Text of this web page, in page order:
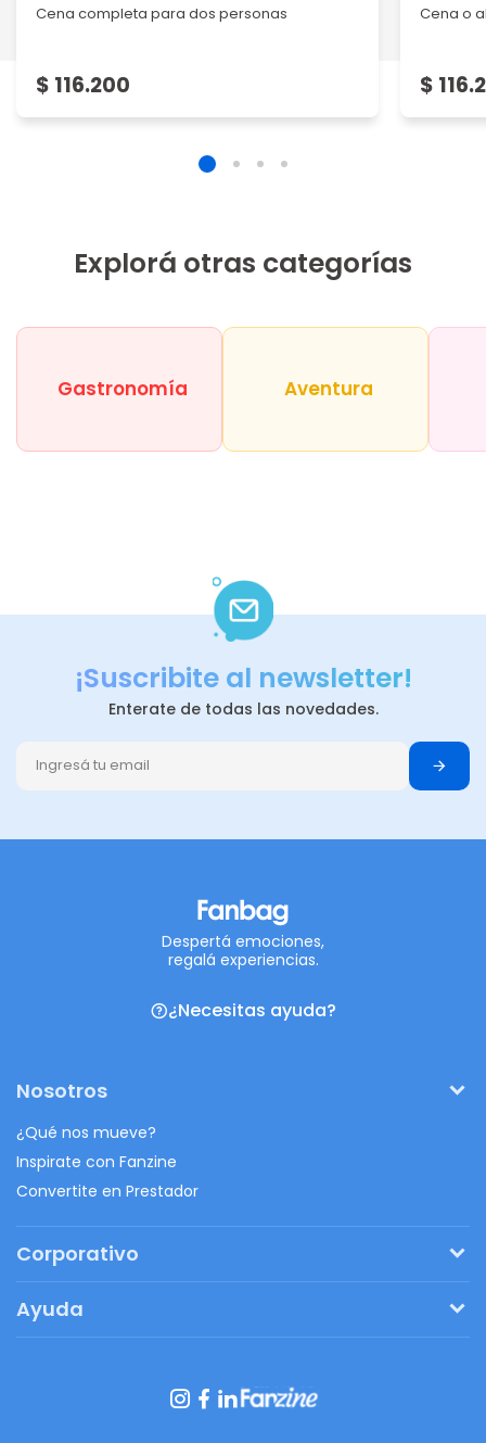
Cena completa para dos personas
$ 116.200
Cena o
$
Explorá otras categorías
Gastronomía Aventura
¡Suscribite al newsletter!
Enterate de todas las novedades.
Despertá emociones,
regalá experiencias.
¿Necesitas ayuda?
Nosotros
¿Qué nos mueve?
Inspirate con Fanzine
Convertite en Prestador
Corporativo
Regalos originales
Ayuda
Botón de arrepentimiento